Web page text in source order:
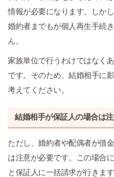
情報が必要になります。しか
婚約者までもが個人再生手続
ん。
家族単位で行うわけではなく
です。そのため、結婚相手に
考えてください。
結婚相手が保証人の場合は
ただし、婚約者や配偶者が借
は注意が必要です。この場合
と保証人に一括請求が行きま